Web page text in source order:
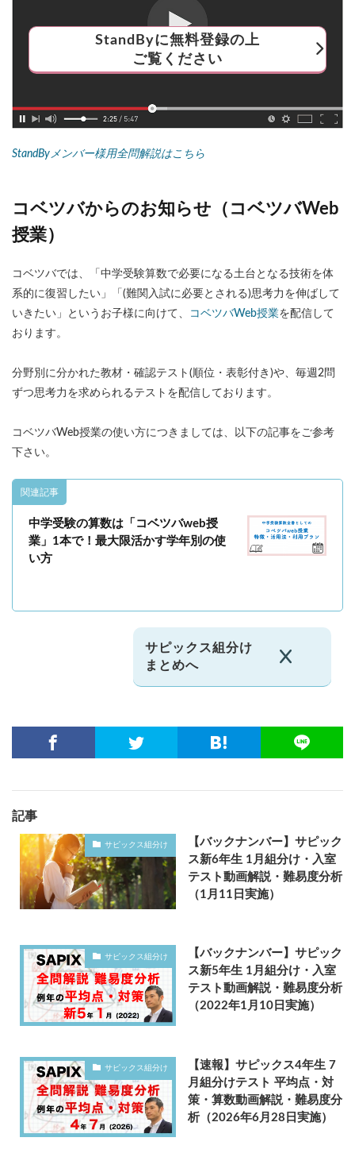
StandByに無料登録の上
ご覧ください
StandByメンバー様用全問解説はこちら
コベツバからのお知らせ（コベツバWeb
授業）
コベツバでは、「中学受験算数で必要になる土台となる技術を体
系的に復習したい」「(難関入試に必要とされる)思考力を伸ばして
いきたい」というお子様に向けて、
コベツバWeb授業を配信して
おります。
分野別に分かれた教材・確認テスト(順位・表彰付き)や、毎週2問
ずつ思考力を求められるテストを配信しております。
コベツバWeb授業の使い方につきましては、以下の記事をご参考
下さい。
関連記事
中学受験の算数は「コベツバweb授
業」1本で！最大限活かす学年別の使
い方
サピックス組分け
まとめへ
記事
サピックス組分け
【バックナンバー】サピック
ス新6年生 1月組分け・入室
テスト動画解説・難易度分析
（1月11日実施）
サピックス組分け
【バックナンバー】サピック
ス新5年生 1月組分け・入室
テスト動画解説・難易度分析
（2022年1月10日実施）
サピックス組分け
【速報】サピックス4年生 7
月組分けテスト 平均点・対
策・算数動画解説・難易度分
析（2026年6月28日実施）